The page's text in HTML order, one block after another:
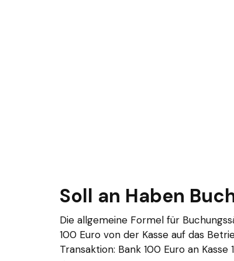
Soll an Haben
Die allgemeine Formel für
100 Euro von der Kasse auf das
Transaktion: Bank 100 Euro an Kasse